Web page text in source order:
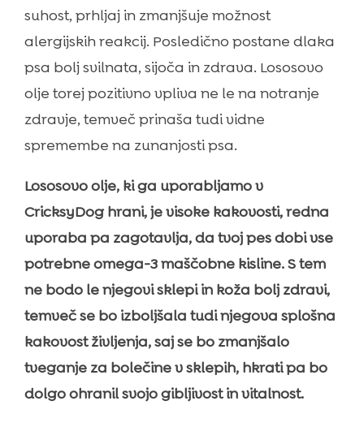
suhost, prhljaj in zmanjšuje možnost
alergijskih reakcij. Posledično postane dlaka
psa bolj svilnata, sijoča in zdrava. Lososovo
olje torej pozitivno vpliva ne le na notranje
zdravje, temveč prinaša tudi vidne
spremembe na zunanjosti psa.
Lososovo olje, ki ga uporabljamo v
CricksyDog hrani, je visoke kakovosti, redna
uporaba pa zagotavlja, da tvoj pes dobi vse
potrebne omega-3 maščobne kisline. S tem
ne bodo le njegovi sklepi in koža bolj zdravi,
temveč se bo izboljšala tudi njegova splošna
kakovost življenja, saj se bo zmanjšalo
tveganje za bolečine v sklepih, hkrati pa bo
dolgo ohranil svojo gibljivost in vitalnost.